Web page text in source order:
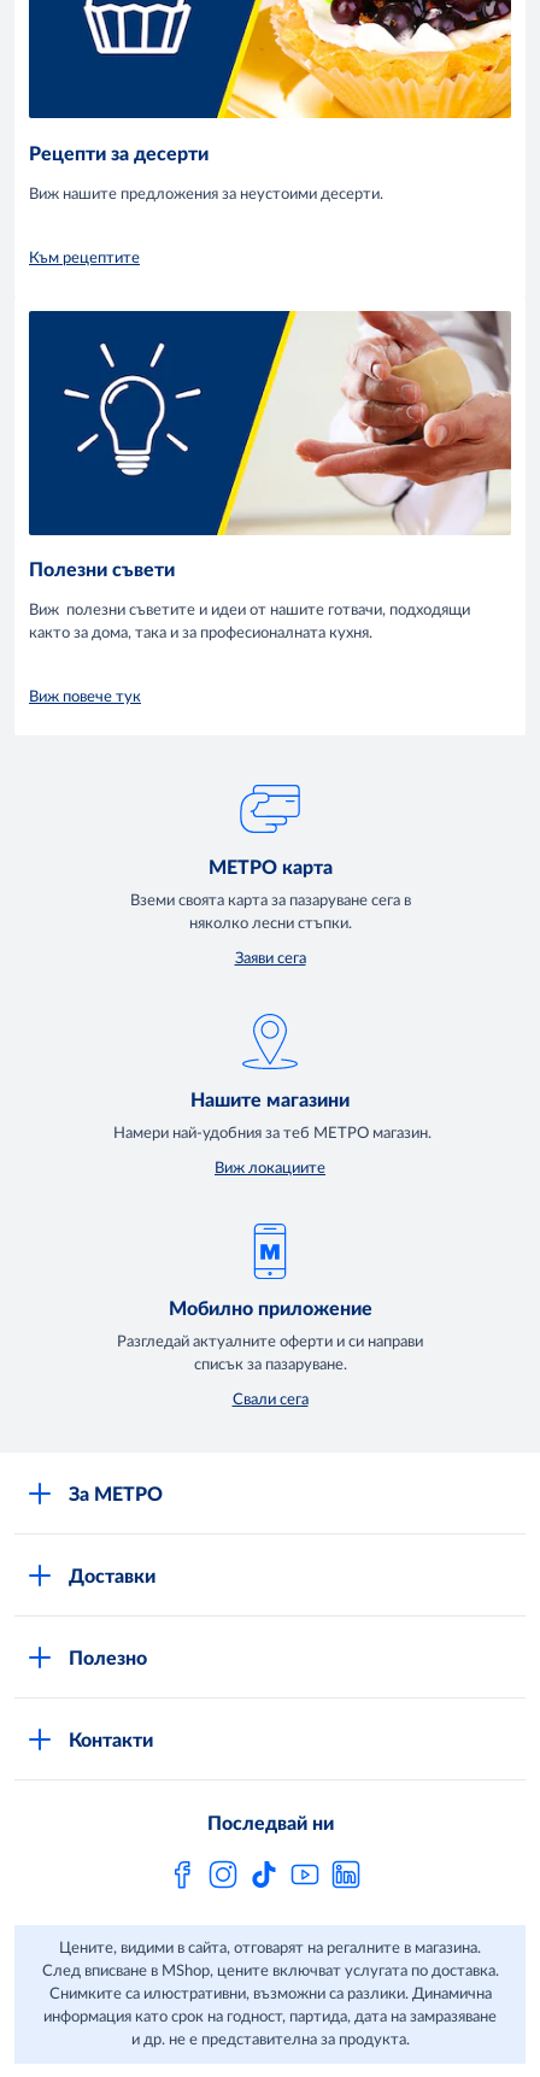
Рецепти за десерти
Виж нашите предложения за неустоими десерти.
Към рецептите
Полезни съвети
Виж полезни съветите и идеи от нашите готвачи, подходящи
както за дома, така и за професионалната кухня.
Виж повече тук
МЕТРО карта
Вземи своята карта за пазаруване сега в
няколко лесни стъпки.
Заяви сега
Нашите магазини
Намери най-удобния за теб МЕТРО магазин.
Виж локациите
Мобилно приложение
Разгледай актуалните оферти и си направи
списък за пазаруване.
Свали сега
За МЕТРО
METRO AG
Доставки
Полезно
Контакти
Последвай ни
Цените, видими в сайта, отговарят на регалните в магазина.
След вписване в MShop, цените включват услугата по доставка.
Снимките са илюстративни, възможни са разлики. Динамична
информация като срок на годност, партида, дата на замразяване
и др. не е представителна за продукта.